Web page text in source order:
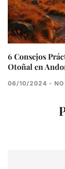
6 Consejos
Otoñal en
06/10/2024